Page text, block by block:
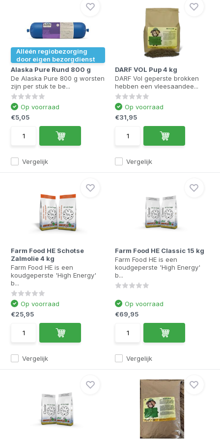
Alléén regiobezorging
door eigen bezorgdienst
Alaska Pure Rund 800 g
De Alaska Pure 800 g worsten
zijn per stuk te be...
Vergelijk
Op voorraad
€5,05
DARF VOL Pup 4 kg
DARF Vol geperste brokken
hebben een vleesaandee...
Vergelijk
Op voorraad
€31,95
Farm Food HE Schotse
Zalmolie 4 kg
Farm Food HE is een
koudgeperste 'High Energy'
b...
Vergelijk
Op voorraad
€25,95
Farm Food HE Classic 15 kg
Farm Food HE is een
koudgeperste 'High Energy'
b...
Vergelijk
Op voorraad
€69,95